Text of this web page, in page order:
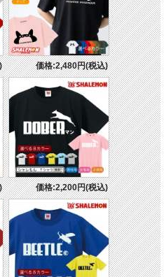
価格:2,480円(税込)
価格:2,200円(税込)